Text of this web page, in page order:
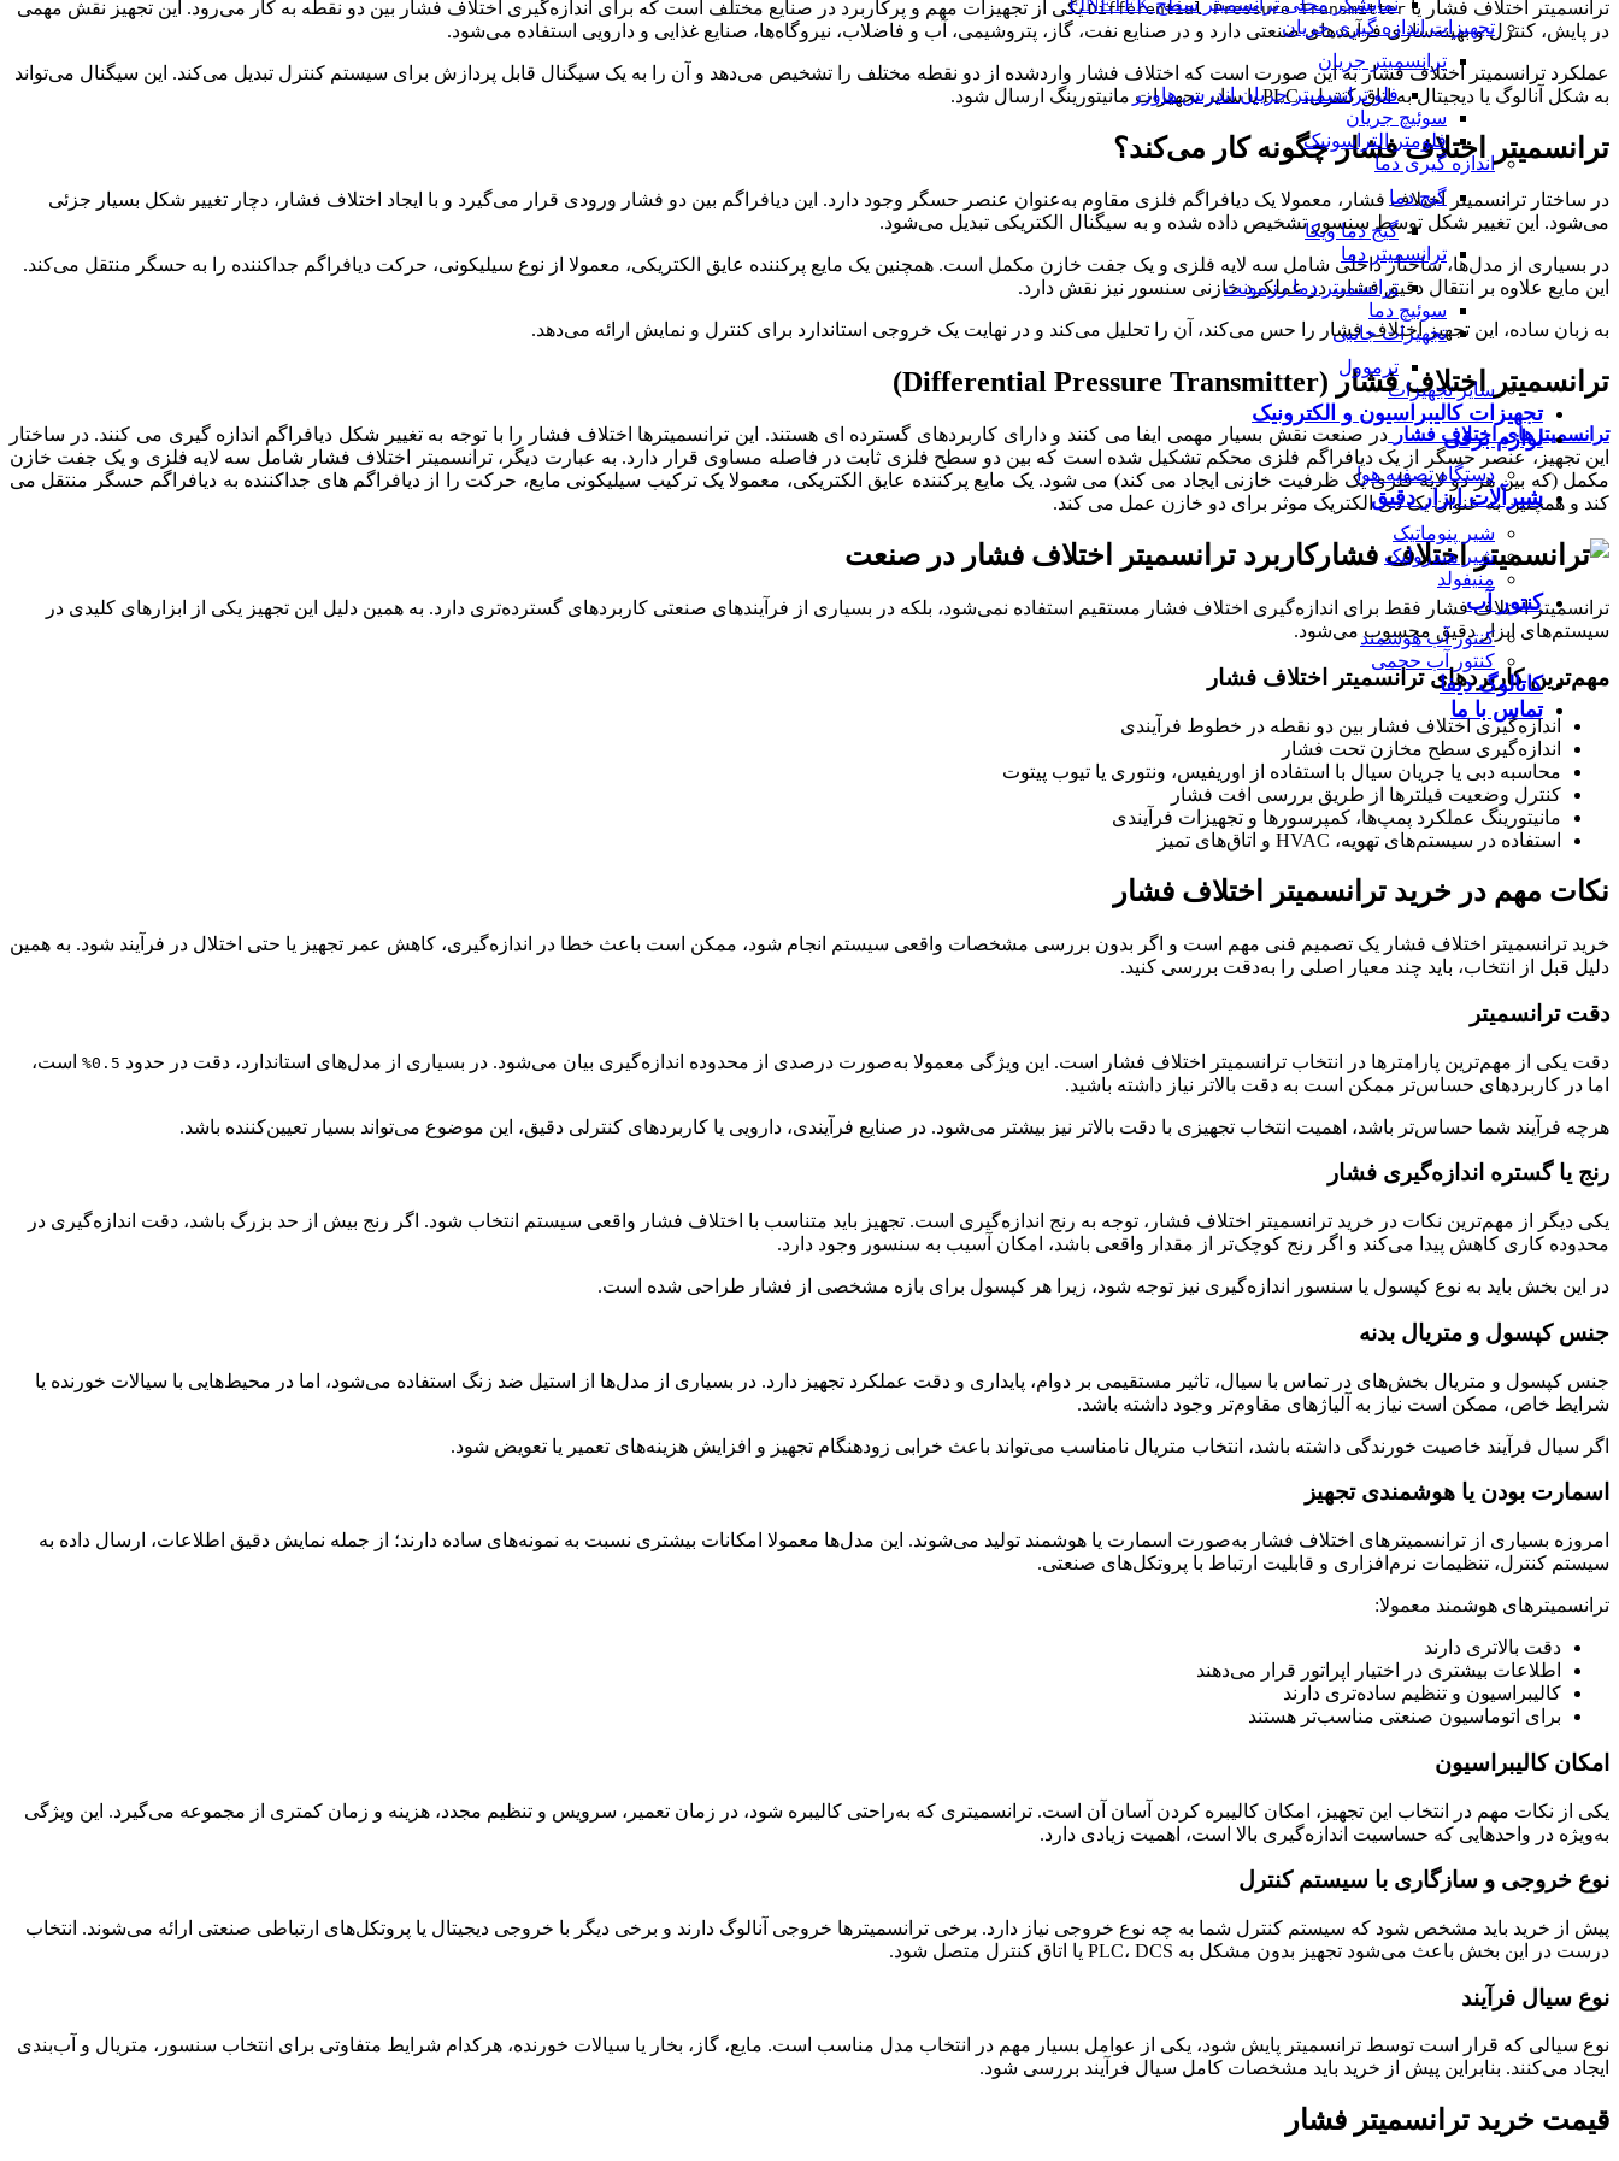
تجهیزات اندازه گیری جریان
ترانسمیتر جریان
فلو ترانسمیتر جریان اندرس هاوزر
سوئیچ جریان
فلومتر التراسونیک
اندازه گیری دما
گیج دما
گیج دما ویکا
ترانسمیتر دما
ترانسمیتر دما رزمونت
سوئیچ دما
تجهیزات جانبی
ترموول
سایر تجهیزات
تجهیزات کالیبراسیون و الکترونیک
لوازم برقی
دستگاه تصفیه هوا
شیرآلات ابزار دقیق
شیر پنوماتیک
شیر هیدرولیک
منیفولد
کنتور آب
کنتور آب هوشمند
کنتور آب حجمی
کاتالوگ دیفا
تماس با ما
ترانسمیتر اختلاف فشار یا Differential Pressure Transmitterیکی از تجهیزات مهم و پرکاربرد در صنایع مختلف است که برای اندازه‌گیری اختلاف فشار بین دو نقطه به کار می‌رود. این تجهیز نقش مهمی
در پایش، کنترل و بهینه‌سازی فرآیندهای صنعتی دارد و در صنایع نفت، گاز، پتروشیمی، آب و فاضلاب، نیروگاه‌ها، صنایع غذایی و دارویی استفاده می‌شود.
عملکرد ترانسمیتر اختلاف فشار به این صورت است که اختلاف فشار واردشده از دو نقطه مختلف را تشخیص می‌دهد و آن را به یک سیگنال قابل پردازش برای سیستم کنترل تبدیل می‌کند. این سیگنال می‌تواند
به شکل آنالوگ یا دیجیتال به اتاق کنترل، PLC یا سایر تجهیزات مانیتورینگ ارسال شود.
ترانسمیتر اختلاف فشار چگونه کار می‌کند؟
در ساختار ترانسمیتر اختلاف فشار، معمولا یک دیافراگم فلزی مقاوم به‌عنوان عنصر حسگر وجود دارد. این دیافراگم بین دو فشار ورودی قرار می‌گیرد و با ایجاد اختلاف فشار، دچار تغییر شکل بسیار جزئی
می‌شود. این تغییر شکل توسط سنسور تشخیص داده شده و به سیگنال الکتریکی تبدیل می‌شود.
در بسیاری از مدل‌ها، ساختار داخلی شامل سه لایه فلزی و یک جفت خازن مکمل است. همچنین یک مایع پرکننده عایق الکتریکی، معمولا از نوع سیلیکونی، حرکت دیافراگم جداکننده را به حسگر منتقل می‌کند.
این مایع علاوه بر انتقال دقیق فشار، در عملکرد خازنی سنسور نیز نقش دارد.
به زبان ساده، این تجهیز اختلاف فشار را حس می‌کند، آن را تحلیل می‌کند و در نهایت یک خروجی استاندارد برای کنترل و نمایش ارائه می‌دهد.
ترانسمیتر اختلاف فشار (Differential Pressure Transmitter)
ترانسمیترهای اختلاف فشار در صنعت نقش بسیار مهمی ایفا می‌ کنند و دارای کاربردهای گسترده ‌ای هستند. این ترانسمیترها اختلاف فشار را با توجه به تغییر شکل دیافراگم اندازه‌ گیری می‌ کنند. در ساختار
این تجهیز، عنصر حسگر از یک دیافراگم فلزی محکم تشکیل شده است که بین دو سطح فلزی ثابت در فاصله مساوی قرار دارد. به عبارت دیگر، ترانسمیتر اختلاف فشار شامل سه لایه فلزی و یک جفت خازن
مکمل (که بین هر دو لایه فلزی یک ظرفیت خازنی ایجاد می ‌کند) می‌ شود. یک مایع پرکننده عایق الکتریکی، معمولا یک ترکیب سیلیکونی مایع، حرکت را از دیافراگم‌ های جداکننده به دیافراگم حسگر منتقل می
‌کند و همچنین به عنوان یک دی‌ الکتریک موثر برای دو خازن عمل می ‌کند.
کاربرد ترانسمیتر اختلاف فشار در صنعت
ترانسمیتر اختلاف فشار فقط برای اندازه‌گیری اختلاف فشار مستقیم استفاده نمی‌شود، بلکه در بسیاری از فرآیندهای صنعتی کاربردهای گسترده‌تری دارد. به همین دلیل این تجهیز یکی از ابزارهای کلیدی در
سیستم‌های ابزار دقیق محسوب می‌شود.
مهم‌ترین کاربردهای ترانسمیتر اختلاف فشار
اندازه‌گیری اختلاف فشار بین دو نقطه در خطوط فرآیندی
اندازه‌گیری سطح مخازن تحت فشار
محاسبه دبی یا جریان سیال با استفاده از اوریفیس، ونتوری یا تیوب پیتوت
کنترل وضعیت فیلترها از طریق بررسی افت فشار
مانیتورینگ عملکرد پمپ‌ها، کمپرسورها و تجهیزات فرآیندی
استفاده در سیستم‌های تهویه، HVAC و اتاق‌های تمیز
نکات مهم در خرید ترانسمیتر اختلاف فشار
خرید ترانسمیتر اختلاف فشار یک تصمیم فنی مهم است و اگر بدون بررسی مشخصات واقعی سیستم انجام شود، ممکن است باعث خطا در اندازه‌گیری، کاهش عمر تجهیز یا حتی اختلال در فرآیند شود. به همین
دلیل قبل از انتخاب، باید چند معیار اصلی را به‌دقت بررسی کنید.
دقت ترانسمیتر
دقت یکی از مهم‌ترین پارامترها در انتخاب ترانسمیتر اختلاف فشار است. این ویژگی معمولا به‌صورت درصدی از محدوده اندازه‌گیری بیان می‌شود. در بسیاری از مدل‌های استاندارد، دقت در حدود 0.5%
است،
اما در کاربردهای حساس‌تر ممکن است به دقت بالاتر نیاز داشته باشید.
هرچه فرآیند شما حساس‌تر باشد، اهمیت انتخاب تجهیزی با دقت بالاتر نیز بیشتر می‌شود. در صنایع فرآیندی، دارویی یا کاربردهای کنترلی دقیق، این موضوع می‌تواند بسیار تعیین‌کننده باشد.
رنج یا گستره اندازه‌گیری فشار
یکی دیگر از مهم‌ترین نکات در خرید ترانسمیتر اختلاف فشار، توجه به رنج اندازه‌گیری است. تجهیز باید متناسب با اختلاف فشار واقعی سیستم انتخاب شود. اگر رنج بیش از حد بزرگ باشد، دقت اندازه‌گیری در
محدوده کاری کاهش پیدا می‌کند و اگر رنج کوچک‌تر از مقدار واقعی باشد، امکان آسیب به سنسور وجود دارد.
در این بخش باید به نوع کپسول یا سنسور اندازه‌گیری نیز توجه شود، زیرا هر کپسول برای بازه مشخصی از فشار طراحی شده است.
جنس کپسول و متریال بدنه
جنس کپسول و متریال بخش‌های در تماس با سیال، تاثیر مستقیمی بر دوام، پایداری و دقت عملکرد تجهیز دارد. در بسیاری از مدل‌ها از استیل ضد زنگ استفاده می‌شود، اما در محیط‌هایی با سیالات خورنده یا
شرایط خاص، ممکن است نیاز به آلیاژهای مقاوم‌تر وجود داشته باشد.
اگر سیال فرآیند خاصیت خورندگی داشته باشد، انتخاب متریال نامناسب می‌تواند باعث خرابی زودهنگام تجهیز و افزایش هزینه‌های تعمیر یا تعویض شود.
اسمارت بودن یا هوشمندی تجهیز
امروزه بسیاری از ترانسمیترهای اختلاف فشار به‌صورت اسمارت یا هوشمند تولید می‌شوند. این مدل‌ها معمولا امکانات بیشتری نسبت به نمونه‌های ساده دارند؛ از جمله نمایش دقیق اطلاعات، ارسال داده به
سیستم کنترل، تنظیمات نرم‌افزاری و قابلیت ارتباط با پروتکل‌های صنعتی.
ترانسمیترهای هوشمند معمولا:
دقت بالاتری دارند
اطلاعات بیشتری در اختیار اپراتور قرار می‌دهند
کالیبراسیون و تنظیم ساده‌تری دارند
برای اتوماسیون صنعتی مناسب‌تر هستند
امکان کالیبراسیون
یکی از نکات مهم در انتخاب این تجهیز، امکان کالیبره کردن آسان آن است. ترانسمیتری که به‌راحتی کالیبره شود، در زمان تعمیر، سرویس و تنظیم مجدد، هزینه و زمان کمتری از مجموعه می‌گیرد. این ویژگی
به‌ویژه در واحدهایی که حساسیت اندازه‌گیری بالا است، اهمیت زیادی دارد.
نوع خروجی و سازگاری با سیستم کنترل
پیش از خرید باید مشخص شود که سیستم کنترل شما به چه نوع خروجی نیاز دارد. برخی ترانسمیترها خروجی آنالوگ دارند و برخی دیگر با خروجی دیجیتال یا پروتکل‌های ارتباطی صنعتی ارائه می‌شوند. انتخاب
درست در این بخش باعث می‌شود تجهیز بدون مشکل به PLC، DCS یا اتاق کنترل متصل شود.
نوع سیال فرآیند
نوع سیالی که قرار است توسط ترانسمیتر پایش شود، یکی از عوامل بسیار مهم در انتخاب مدل مناسب است. مایع، گاز، بخار یا سیالات خورنده، هرکدام شرایط متفاوتی برای انتخاب سنسور، متریال و آب‌بندی
ایجاد می‌کنند. بنابراین پیش از خرید باید مشخصات کامل سیال فرآیند بررسی شود.
قیمت خرید ترانسمیتر فشار